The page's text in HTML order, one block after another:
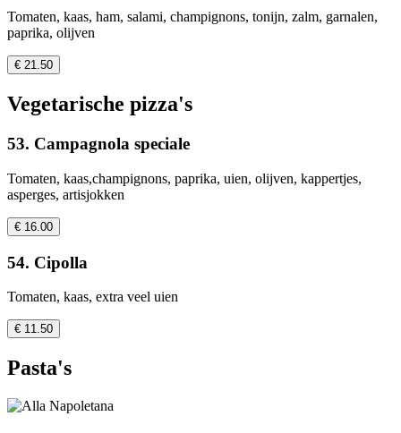
Tomaten, kaas, ham, salami, champignons, tonijn, zalm, garnalen,
paprika, olijven
€ 21.50
Vegetarische pizza's
53. Campagnola speciale
Tomaten, kaas,champignons, paprika, uien, olijven, kappertjes,
asperges, artisjokken
€ 16.00
54. Cipolla
Tomaten, kaas, extra veel uien
€ 11.50
Pasta's